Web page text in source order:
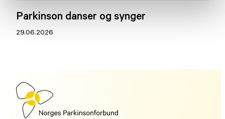
Parkinson danser og synger
29.06.2026